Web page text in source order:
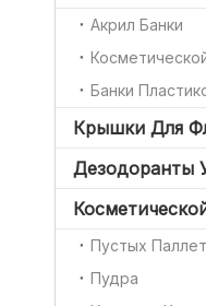
Акрил Банки
Пудра